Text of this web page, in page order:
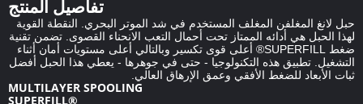
تفاصيل المنتج
حبل لانغ المغلفن المغلف المستخدم في شد الموتر البحري.
النقطة القوية
لهذا الحبل هي أدائه الممتاز تحت أحمال التعب الانحناء القصوى. تضمن تقنية
ضغط SUPERFILL® أعلى قوى تكسير وبالتالي أعلى مستويات أمان أثناء
التشغيل. تطبيق هذه التكنولوجيا - حتى في جوهرها - يعطي هذا الحبل أفضل
ثبات الأبعاد للضغط الأفقي وعمق الإرهاق العالي.
MULTILAYER SPOOLING
SUPERFILL®